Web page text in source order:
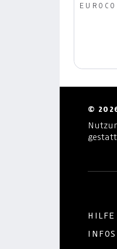
©
HILFE